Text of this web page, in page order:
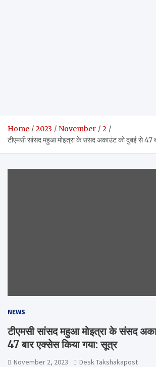
Home 2023 November
2
टीएमसी सांसद महुआ मोइत्रा के संसद अकाउंट को दुबई से 47
NEWS
टीएमसी सांसद महुआ मोइत्रा के संसद
47 बार एक्सेस किया गया: सूत्र
November 2, 2023 Desk Takshakapost